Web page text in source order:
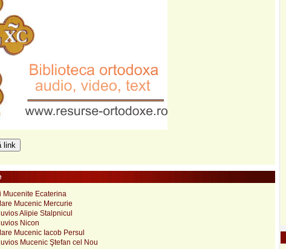
link
Mucenite Ecaterina
Mucenic Mercurie
Alipie Stalpnicul
Nicon
Mucenic Iacob Persul
Mucenic Ştefan cel Nou